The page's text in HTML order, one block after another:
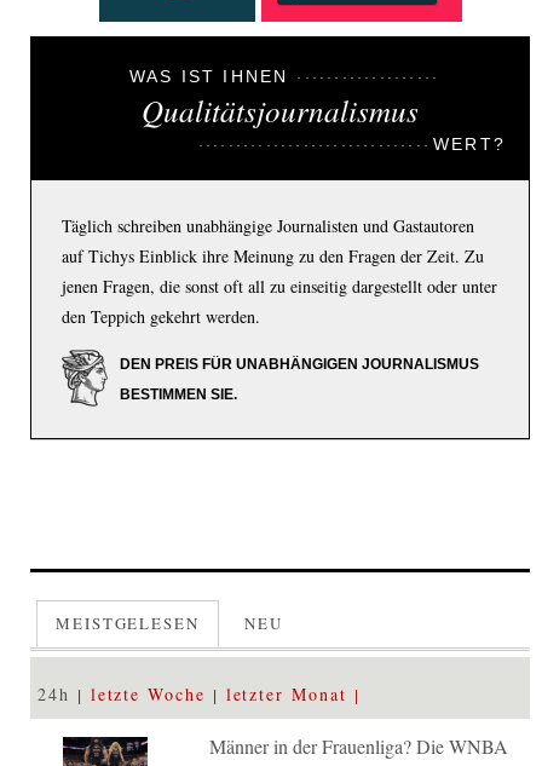
WAS IST IHNEN
Qualitätsjournalismus
WERT?
Täglich schreiben unabhängige Journalisten und Gastautoren
auf Tichys Einblick ihre Meinung zu den Fragen der Zeit. Zu
jenen Fragen, die sonst oft all zu einseitig dargestellt oder unter
den Teppich gekehrt werden.
DEN PREIS FÜR UNABHÄNGIGEN JOURNALISMUS
BESTIMMEN SIE.
MEISTGELESEN NEU
24h letzte Woche letzter Monat
Männer in der Frauenliga? Die WNBA